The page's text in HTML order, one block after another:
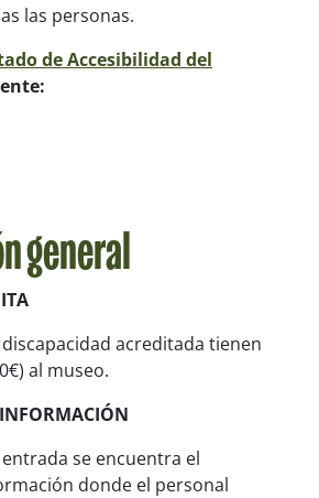
las personas.
de Accesibilidad del
general
acreditada tienen
al museo.
se encuentra el
donde el personal